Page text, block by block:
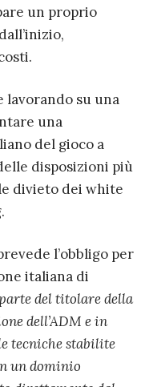
un proprio
lavorando su una
una
del gioco a
disposizioni più
divieto dei white
l’obbligo per
italiana di
del titolare della
dell’ADM e in
tecniche stabilite
un dominio